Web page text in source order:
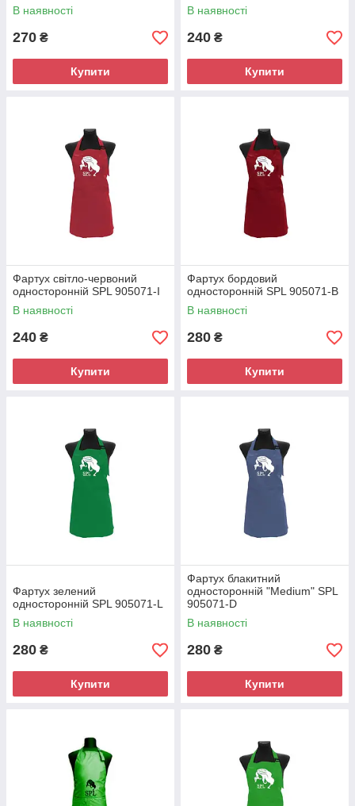
В наявності
270 ₴
Купити
В наявності
240 ₴
Купити
Фартух світло-червоний
односторонній SPL 905071-I
В наявності
240 ₴
Купити
Фартух бордовий
односторонній SPL 905071-B
В наявності
280 ₴
Купити
Фартух зелений
односторонній SPL 905071-L
В наявності
280 ₴
Купити
Фартух блакитний
односторонній "Mеdium" SPL
905071-D
В наявності
280 ₴
Купити